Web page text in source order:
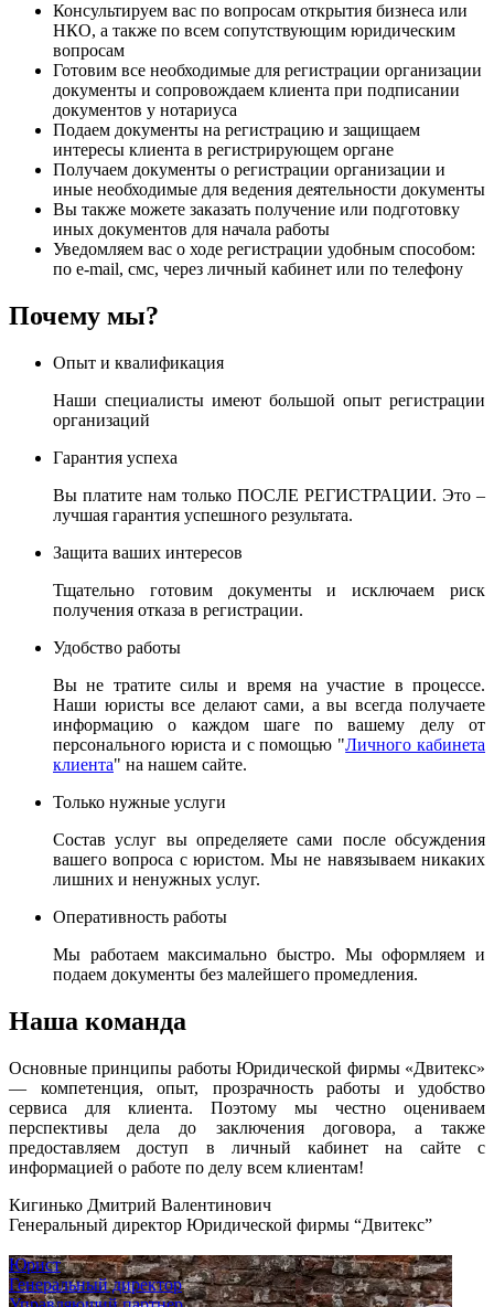
Консультируем вас по вопросам открытия бизнеса или
НКО, а также по всем сопутствующим юридическим
вопросам
Готовим все необходимые для регистрации организации
документы и сопровождаем клиента при подписании
документов у нотариуса
Подаем документы на регистрацию и защищаем
интересы клиента в регистрирующем органе
Получаем документы о регистрации организации и
иные необходимые для ведения деятельности документы
Вы также можете заказать получение или подготовку
иных документов для начала работы
Уведомляем вас о ходе регистрации удобным способом:
по e-mail, смс, через личный кабинет или по телефону
Почему мы?
Опыт и квалификация
Наши специалисты имеют большой опыт регистрации
организаций
Гарантия успеха
Вы платите нам только ПОСЛЕ РЕГИСТРАЦИИ. Это –
лучшая гарантия успешного результата.
Защита ваших интересов
Тщательно готовим документы и исключаем риск
получения отказа в регистрации.
Удобство работы
Вы не тратите силы и время на участие в процессе.
Наши юристы все делают сами, а вы всегда получаете
информацию о каждом шаге по вашему делу от
персонального юриста и с помощью "Личного кабинета
клиента" на нашем сайте.
Только нужные услуги
Состав услуг вы определяете сами после обсуждения
вашего вопроса с юристом. Мы не навязываем никаких
лишних и ненужных услуг.
Оперативность работы
Мы работаем максимально быстро. Мы оформляем и
подаем документы без малейшего промедления.
Наша команда
Основные принципы работы Юридической фирмы «Двитекс»
— компетенция, опыт, прозрачность работы и удобство
сервиса для клиента. Поэтому мы честно оцениваем
перспективы дела до заключения договора, а также
предоставляем доступ в личный кабинет на сайте с
информацией о работе по делу всем клиентам!
Кигинько Дмитрий Валентинович
Генеральный директор Юридической фирмы “Двитекс”
Юрист
Генеральный директор